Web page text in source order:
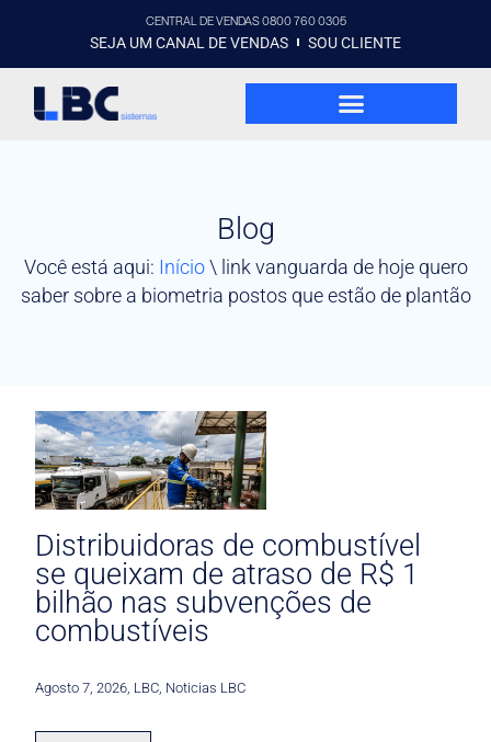
CENTRAL DE VENDAS 0800 760 0305
SEJA UM CANAL DE VENDAS SOU CLIENTE
Blog
Você está aqui: Início\ link vanguarda de hoje quero
saber sobre a biometria postos que estão de plantão
Distribuidoras de combustível
se queixam de atraso de R$ 1
bilhão nas subvenções de
combustíveis
Agosto 7, 2026 LBC Noticias LBC